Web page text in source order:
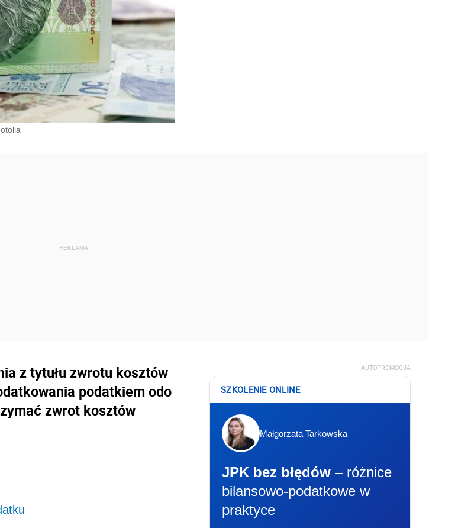
z tytułu zwrotu kosztów
podatkiem odo
zwrot kosztów
AUTOPROMOCJA
SZKOLENIE ONLINE
Małgorzata Tarkowska
JPK bez błędów – różnice
bilansowo-podatkowe w
praktyce